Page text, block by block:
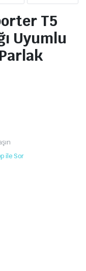
T5
Uyumlu
ile Sor